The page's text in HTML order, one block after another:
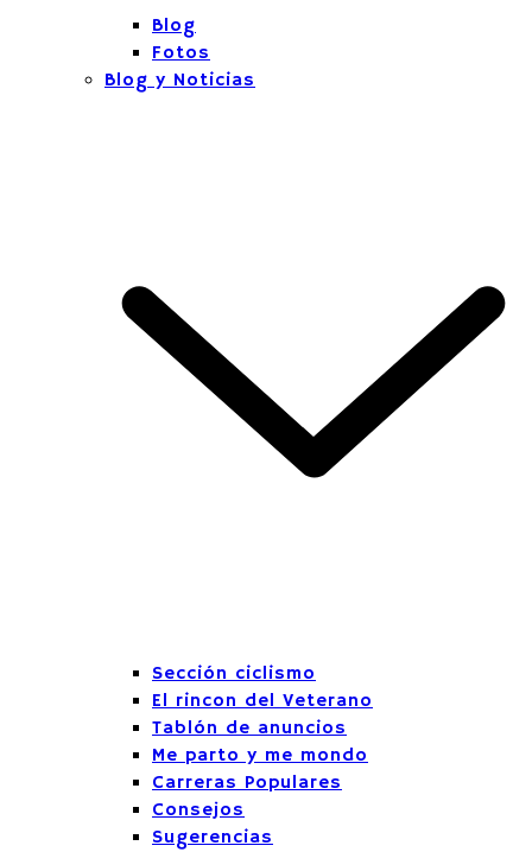
Blog
Fotos
Blog y Noticias
Sección ciclismo
El rincon del Veterano
Tablón de anuncios
Me parto y me mondo
Carreras Populares
Consejos
Sugerencias